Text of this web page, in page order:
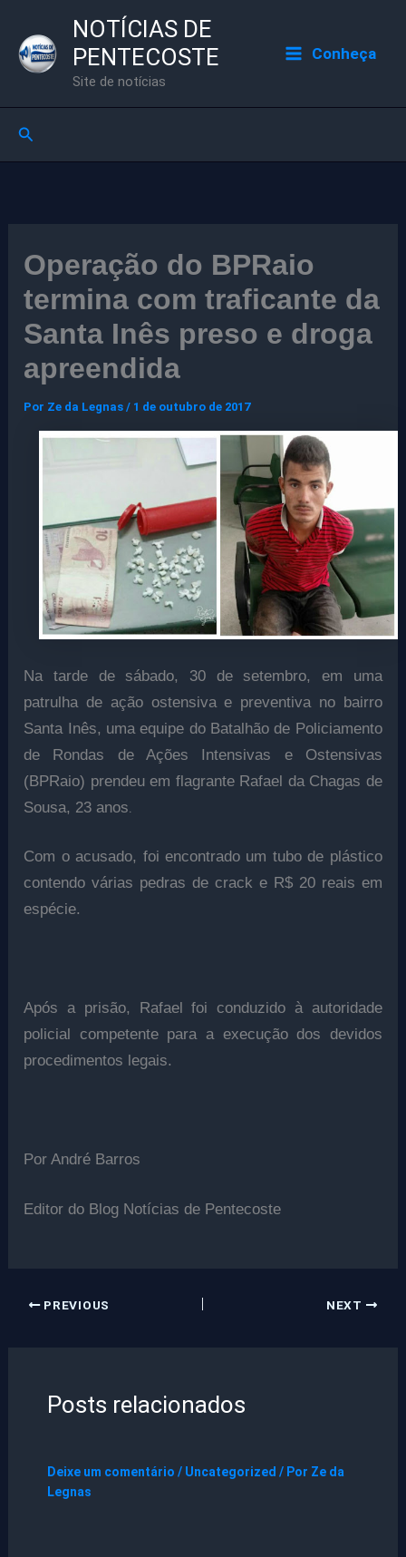
para
NOTÍCIAS DE
PENTECOSTE
Site de notícias
Conheça
Pesquisar
Operação do BPRaio
termina com traficante da
Santa Inês preso e droga
apreendida
Por Ze da Legnas/ 1 de outubro de 2017
Na tarde de sábado, 30 de setembro, em uma
patrulha de ação ostensiva e preventiva no bairro
Santa Inês, uma equipe do Batalhão de Policiamento
de Rondas de Ações Intensivas e Ostensivas
(BPRaio) prendeu em flagrante Rafael da Chagas de
Sousa, 23 anos
Com o acusado, foi encontrado um tubo de plástico
contendo várias pedras de crack e R$ 20 reais em
espécie.
Após a prisão, Rafael foi conduzido à autoridade
policial competente para a execução dos devidos
procedimentos legais.
Por André Barros
Editor do Blog Notícias de Pentecoste
PREVIOUS NEXT
Posts relacionados
Deixe um comentário / Uncategorized / Por Ze da
Legnas